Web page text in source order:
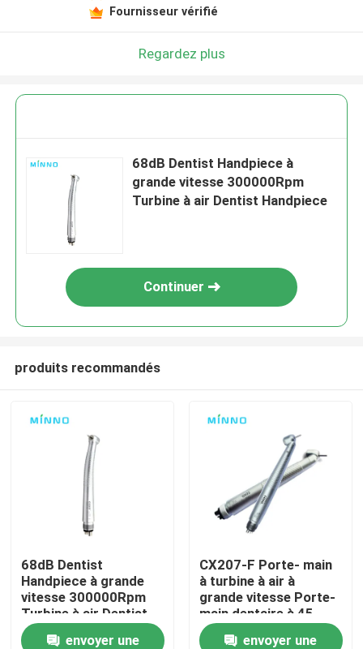
Aperçu
Produits
Fournisseur vérifié
Regardez plus
68dB Dentist Handpiece à
grande vitesse 300000Rpm
Turbine à air Dentist Handpiece
Continuer
produits recommandés
68dB Dentist
Handpiece à grande
vitesse 300000Rpm
Turbine à air Dentist
Handpiece
envoyer une
CX207-F Porte- main
à turbine à air à
grande vitesse Porte-
main dentaire à 45
degrés
envoyer une